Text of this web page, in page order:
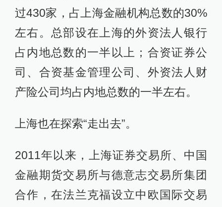
过430家，占上海金融机构总数的30%
左右。总部设在上海的外资法人银行
占内地总数的一半以上；合资证券公
司、合资基金管理公司、外资法人财
产险公司均占内地总数的一半左右。
上海也在探索“走出去”。
2011年以来，上海证券交易所、中国
金融期货交易所与德意志交易所集团
合作，在法兰克福设立中欧国际交易